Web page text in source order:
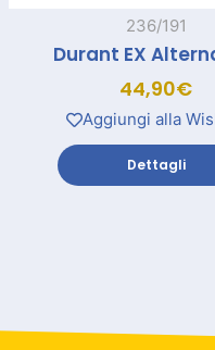
236/191
Durant EX
44,90€
Aggiungi alla
Dettagli